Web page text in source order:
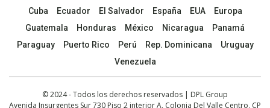
Cuba
Ecuador El Salvador España EUA
Europa
Guatemala
Honduras México Nicaragua
Panamá
Paraguay
Puerto Rico Perú Rep. Dominicana
Uruguay
Venezuela
© 2024 - Todos los derechos reservados | DPL Group
Avenida Insurgentes Sur 730 Piso 2 interior A, Colonia Del Valle Centro, CP